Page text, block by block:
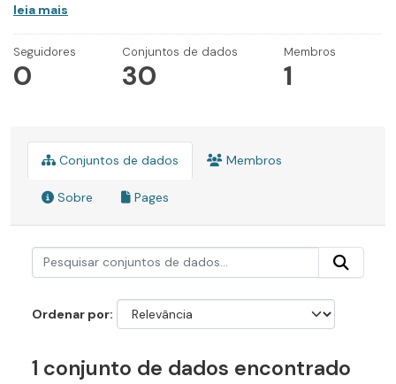
leia mais
Seguidores
0
Conjuntos de dados
30
Membros
1
Conjuntos de dados Membros
Sobre Pages
Ordenar por
1 conjunto de dados encontrado